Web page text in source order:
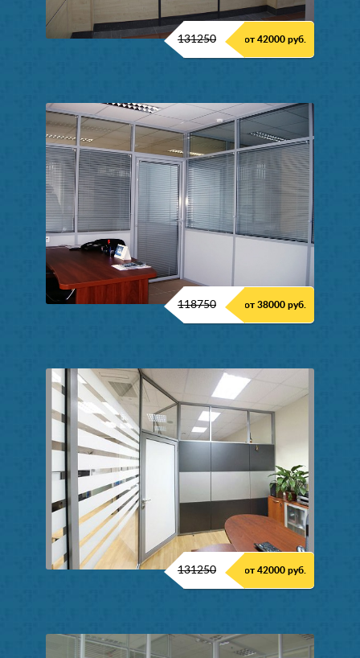
131250 от 42000 руб.
118750 от 38000 руб.
131250 от 42000 руб.